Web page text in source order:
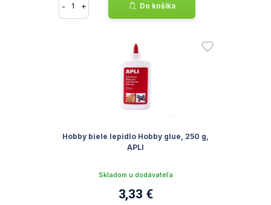
- + Do košíka
Hobby biele lepidlo Hobby glue, 250 g,
APLI
Skladom u dodávateľa
3,33 €